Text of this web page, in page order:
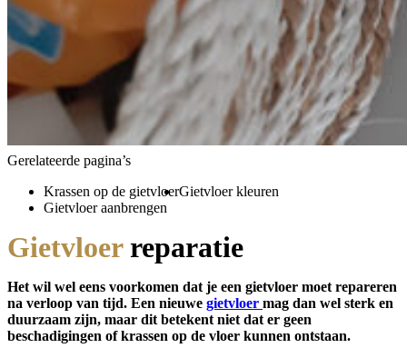
Gerelateerde pagina’s
Krassen op de gietvloerGietvloer kleuren
Gietvloer aanbrengen
Gietvloerreparatie
Het wil wel eens voorkomen dat je een gietvloer moet repareren
na verloop van tijd. Een nieuwe gietvloer mag dan wel sterk en
duurzaam zijn, maar dit betekent niet dat er geen
beschadigingen of krassen op de vloer kunnen ontstaan.